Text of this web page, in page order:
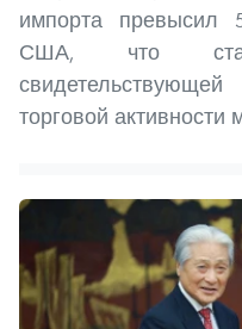
импорта превысил
США, что
торговой